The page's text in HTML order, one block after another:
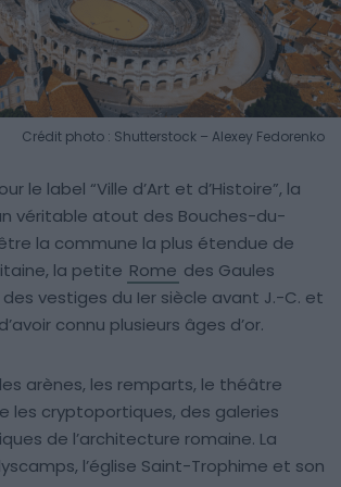
Crédit photo : Shutterstock – Alexey Fedorenko
le label “Ville d’Art et d’Histoire”, la
véritable atout des Bouches-du-
la commune la plus étendue de
la petite Rome des Gaules
vestiges du Ier siècle avant J.-C. et
connu plusieurs âges d’or.
arènes, les remparts, le théâtre
les cryptoportiques, des galeries
de l’architecture romaine. La
l’église Saint-Trophime et son